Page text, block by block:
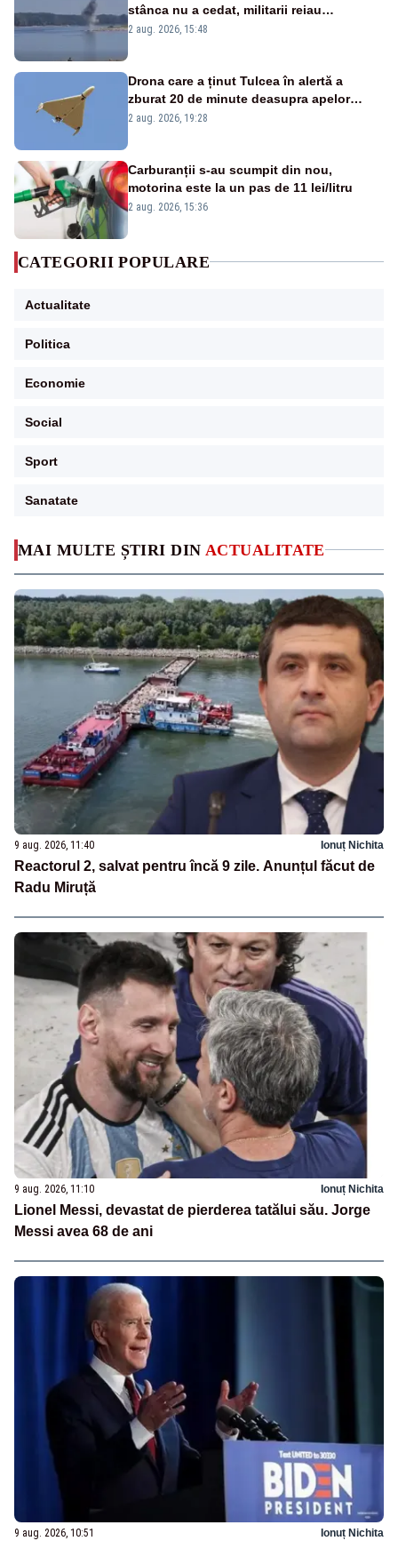
MAI MULTE ȘTIRI DIN ACTUALITATE
9 aug. 2026, 11:40 Ionuț Nichita
Reactorul 2, salvat pentru încă 9 zile. Anunțul făcut de
Radu Miruță
9 aug. 2026, 11:10 Ionuț Nichita
Lionel Messi, devastat de pierderea tatălui său. Jorge
Messi avea 68 de ani
9 aug. 2026, 10:51 Ionuț Nichita
stânca nu a cedat, militarii reiau
detonările luni – VIDEO
2 aug. 2026, 15:48
Drona care a ținut Tulcea în alertă a
zburat 20 de minute deasupra apelor
României. Au fost ridicate două F-16
2 aug. 2026, 19:28
Carburanții s-au scumpit din nou,
motorina este la un pas de 11 lei/litru
2 aug. 2026, 15:36
CATEGORII POPULARE
Actualitate
Politica
Economie
Social
Sport
Sanatate